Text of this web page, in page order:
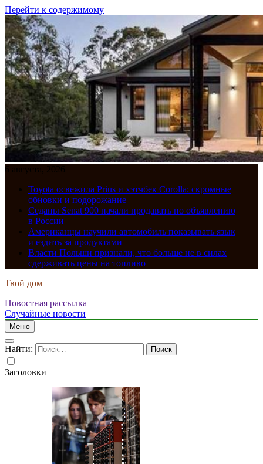
Перейти к содержимому
6 августа, 2026
Toyota освежила Prius и хэтчбек Corolla: скромные
обновки и подорожание
Седаны Senat 900 начали продавать по объявлению
в России
Американцы научили автомобиль показывать язык
и ездить за продуктами
Власти Польши признали, что больше не в силах
сдерживать цены на топливо
Твой дом
Новостная рассылка
Случайные новости
Меню
Найти:
Заголовки